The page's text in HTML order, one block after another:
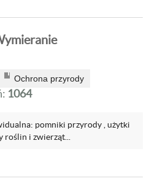
Ochrona przyrody
1064
pomniki przyrody , użytki
i zwierząt...